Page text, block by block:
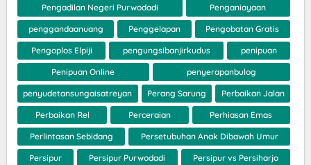
Pengadilan Negeri Purwodadi Penganiayaan
penggandaanuang Penggelapan Pengobatan Gratis
Pengoplos Elpiji pengungsibanjirkudus penipuan
Penipuan Online penyerapanbulog
penyudetansungaisatreyan Perang Sarung Perbaikan Jalan
Perbaikan Rel Perceraian Perhiasan Emas
Perlintasan Sebidang Persetubuhan Anak Dibawah Umur
Persipur Persipur Purwodadi Persipur vs Persiharjo